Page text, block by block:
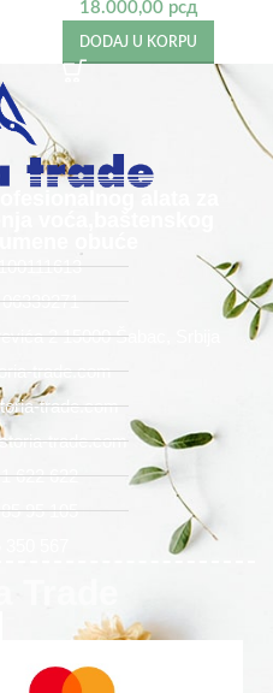
18.000,00 рсд
DODAJ U KORPU
2 15000 Šabac, Srbija
trade.com
trade.com
trade.com
622 622
95 105